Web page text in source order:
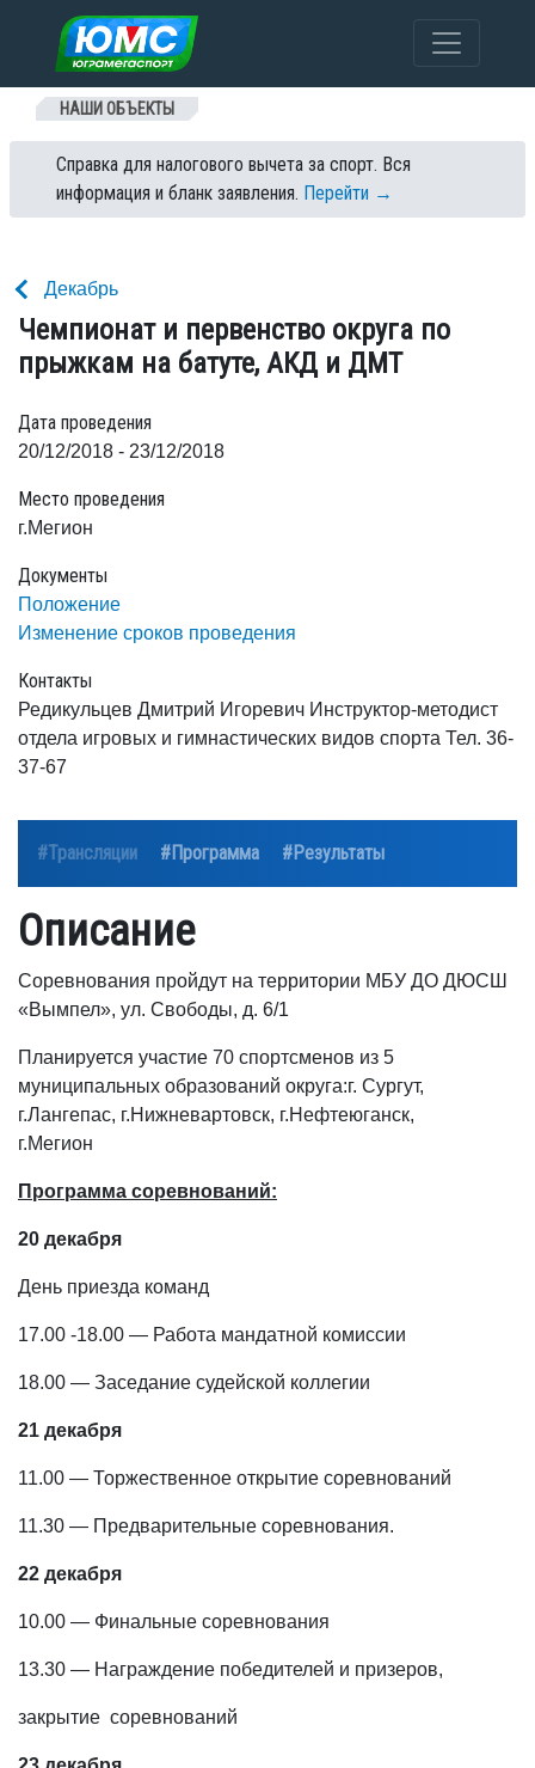
Перейти к содержанию
НАШИ ОБЪЕКТЫ
Справка для налогового вычета за спорт. Вся
информация и бланк заявления. Перейти →
Декабрь
Чемпионат и первенство округа по
прыжкам на батуте, АКД и ДМТ
Дата проведения
20/12/2018 - 23/12/2018
Место проведения
г.Мегион
Документы
Положение
Изменение сроков проведения
Контакты
Редикульцев Дмитрий Игоревич Инструктор-методист
отдела игровых и гимнастических видов спорта Тел. 36-
37-67
#Трансляции #Программа #Результаты
Описание
Соревнования пройдут на территории МБУ ДО ДЮСШ
«Вымпел», ул. Свободы, д. 6/1
Планируется участие 70 спортсменов из 5
муниципальных образований округа:г. Сургут,
г.Лангепас, г.Нижневартовск, г.Нефтеюганск,
г.Мегион
Программа соревнований:
20 декабря
День приезда команд
17.00 -18.00 — Работа мандатной комиссии
18.00 — Заседание судейской коллегии
21 декабря
11.00 — Торжественное открытие соревнований
11.30 — Предварительные соревнования.
22 декабря
10.00 — Финальные соревнования
13.30 — Награждение победителей и призеров,
закрытие соревнований